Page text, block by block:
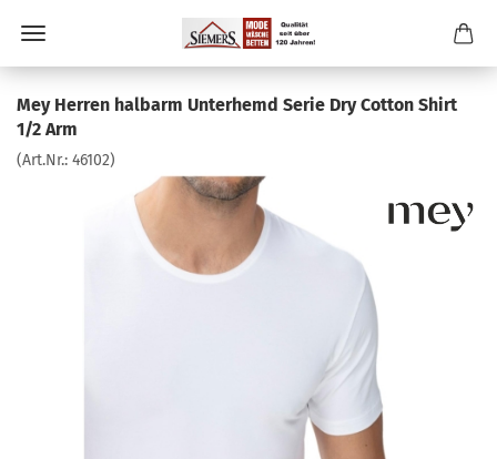
Mey Herren halbarm Unterhemd Serie Dry Cotton Shirt
1/2 Arm
(Art.Nr.: 46102)